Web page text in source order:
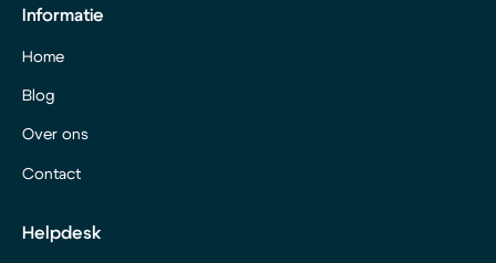
Informatie
Home
Blog
Over ons
Contact
Helpdesk